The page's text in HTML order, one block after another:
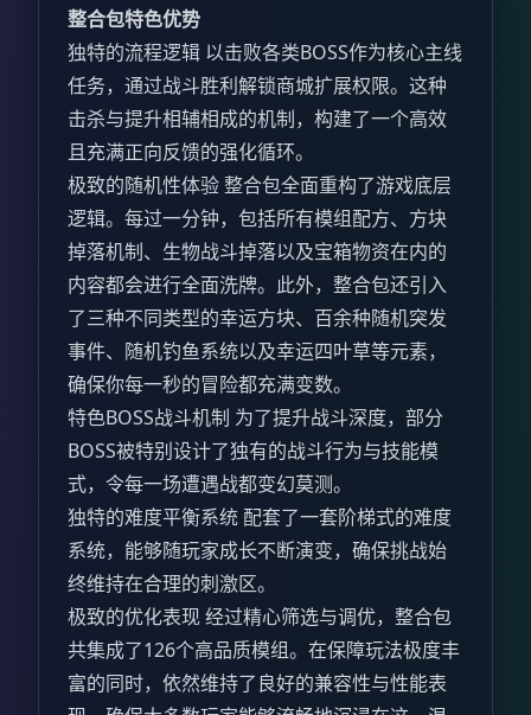
整合包特色优势
独特的流程逻辑 以击败各类BOSS作为核心主线
任务，通过战斗胜利解锁商城扩展权限。这种
击杀与提升相辅相成的机制，构建了一个高效
且充满正向反馈的强化循环。
极致的随机性体验 整合包全面重构了游戏底层
逻辑。每过一分钟，包括所有模组配方、方块
掉落机制、生物战斗掉落以及宝箱物资在内的
内容都会进行全面洗牌。此外，整合包还引入
了三种不同类型的幸运方块、百余种随机突发
事件、随机钓鱼系统以及幸运四叶草等元素，
确保你每一秒的冒险都充满变数。
特色BOSS战斗机制 为了提升战斗深度，部分
BOSS被特别设计了独有的战斗行为与技能模
式，令每一场遭遇战都变幻莫测。
独特的难度平衡系统 配套了一套阶梯式的难度
系统，能够随玩家成长不断演变，确保挑战始
终维持在合理的刺激区。
极致的优化表现 经过精心筛选与调优，整合包
共集成了126个高品质模组。在保障玩法极度丰
富的同时，依然维持了良好的兼容性与性能表